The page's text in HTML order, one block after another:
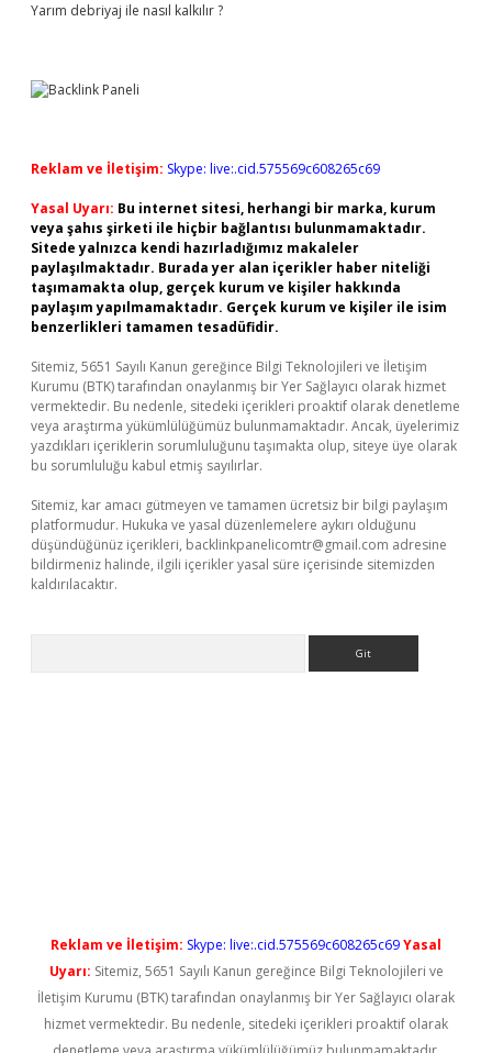
Yarım debriyaj ile nasıl kalkılır ?
Reklam ve İletişim: Skype: live:.cid.575569c608265c69
Yasal Uyarı: Bu internet sitesi, herhangi bir marka, kurum
veya şahıs şirketi ile hiçbir bağlantısı bulunmamaktadır.
Sitede yalnızca kendi hazırladığımız makaleler
paylaşılmaktadır. Burada yer alan içerikler haber niteliği
taşımamakta olup, gerçek kurum ve kişiler hakkında
paylaşım yapılmamaktadır. Gerçek kurum ve kişiler ile isim
benzerlikleri tamamen tesadüfidir.
Sitemiz, 5651 Sayılı Kanun gereğince Bilgi Teknolojileri ve İletişim
Kurumu (BTK) tarafından onaylanmış bir Yer Sağlayıcı olarak hizmet
vermektedir. Bu nedenle, sitedeki içerikleri proaktif olarak denetleme
veya araştırma yükümlülüğümüz bulunmamaktadır. Ancak, üyelerimiz
yazdıkları içeriklerin sorumluluğunu taşımakta olup, siteye üye olarak
bu sorumluluğu kabul etmiş sayılırlar.
Sitemiz, kar amacı gütmeyen ve tamamen ücretsiz bir bilgi paylaşım
platformudur. Hukuka ve yasal düzenlemelere aykırı olduğunu
düşündüğünüz içerikleri, backlinkpanelicomtr@gmail.com adresine
bildirmeniz halinde, ilgili içerikler yasal süre içerisinde sitemizden
kaldırılacaktır.
Reklam ve İletişim: Skype: live:.cid.575569c608265c69Yasal
Uyarı: Sitemiz, 5651 Sayılı Kanun gereğince Bilgi Teknolojileri ve
İletişim Kurumu (BTK) tarafından onaylanmış bir Yer Sağlayıcı olarak
hizmet vermektedir. Bu nedenle, sitedeki içerikleri proaktif olarak